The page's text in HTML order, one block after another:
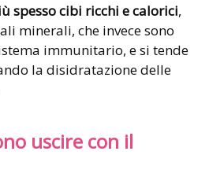
spesso cibi ricchi e calorici,
minerali, che invece sono
immunitario, e si tende
la disidratazione delle
uscire con il